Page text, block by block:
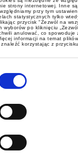
strony internetowej. Inne
przy tym
statystycznych tylko
przycisk "Zezwól na
wyborów po kliknięciu
anulować, co spowoduje
informacji na temat
korzystając z